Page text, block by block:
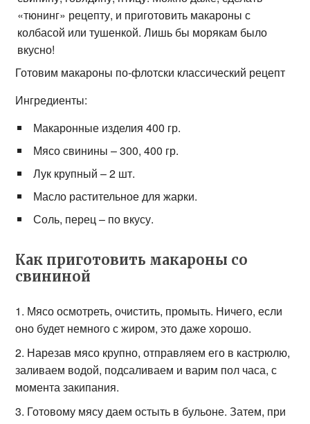
«тюнинг» рецепту, и приготовить макароны с
колбасой или тушенкой. Лишь бы морякам было
вкусно!
Готовим макароны по-флотски классический рецепт
Ингредиенты:
Макаронные изделия 400 гр.
Мясо свинины – 300, 400 гр.
Лук крупный – 2 шт.
Масло растительное для жарки.
Соль, перец – по вкусу.
Как приготовить макароны со
свининой
Мясо осмотреть, очистить, промыть. Ничего, если
оно будет немного с жиром, это даже хорошо.
Нарезав мясо крупно, отправляем его в кастрюлю,
заливаем водой, подсаливаем и варим пол часа, с
момента закипания.
Готовому мясу даем остыть в бульоне. Затем, при